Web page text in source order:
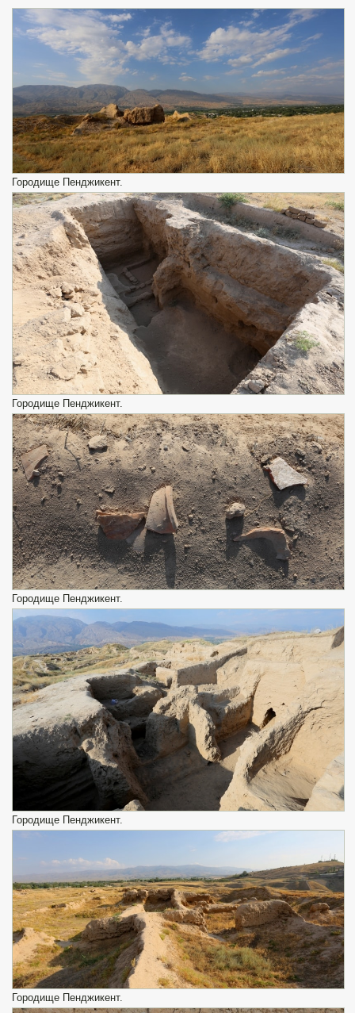
Городище Пенджикент.
Городище Пенджикент.
Городище Пенджикент.
Городище Пенджикент.
Городище Пенджикент.